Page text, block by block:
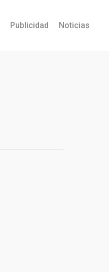
Publicidad Noticias